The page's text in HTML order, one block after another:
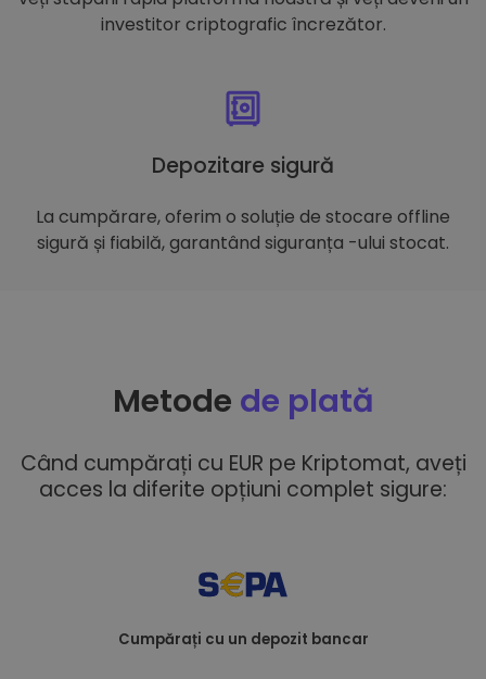
investitor criptografic încrezător.
Depozitare sigură
La cumpărare, oferim o soluție de stocare offline
sigură și fiabilă, garantând siguranța -ului stocat.
Metode de plată
Când cumpărați cu EUR pe Kriptomat, aveți
acces la diferite opțiuni complet sigure:
Cumpărați cu un depozit bancar